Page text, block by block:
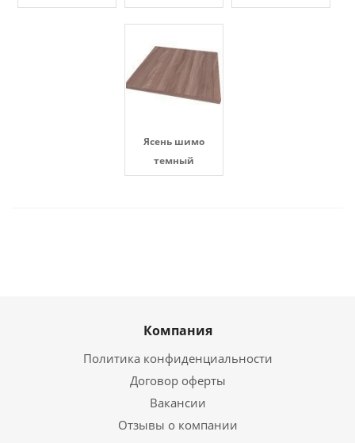
Ясень шимо
темный
Компания
Политика конфиденциальности
Договор оферты
Вакансии
Отзывы о компании